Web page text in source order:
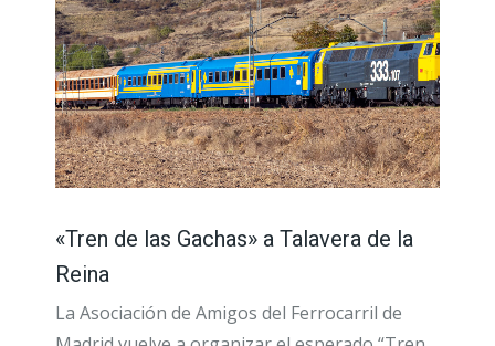
«Tren de las Gachas» a Talavera de la
Reina
La Asociación de Amigos del Ferrocarril de